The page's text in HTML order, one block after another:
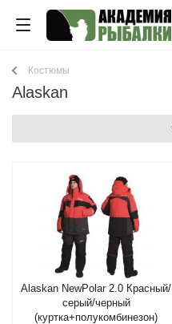
Костюмы
Alaskan
Alaskan NewPolar 2.0 Красный/
серый/черный
(куртка+полукомбинезон)